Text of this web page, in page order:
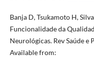
Banja D, Tsukamoto H,
Funcionalidade da
Neurológicas. Rev Saúde
Available from: